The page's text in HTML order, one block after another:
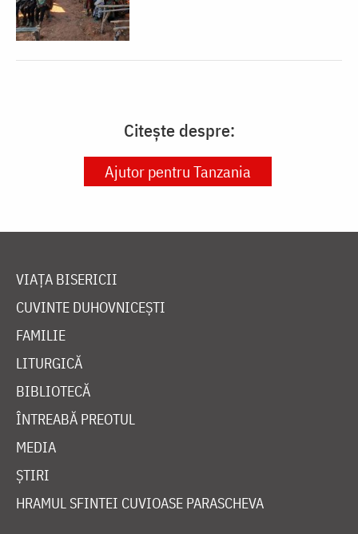
Citește despre:
Ajutor pentru Tanzania
VIAȚA BISERICII
CUVINTE DUHOVNICEȘTI
FAMILIE
LITURGICĂ
BIBLIOTECĂ
ÎNTREABĂ PREOTUL
MEDIA
ȘTIRI
HRAMUL SFINTEI CUVIOASE PARASCHEVA